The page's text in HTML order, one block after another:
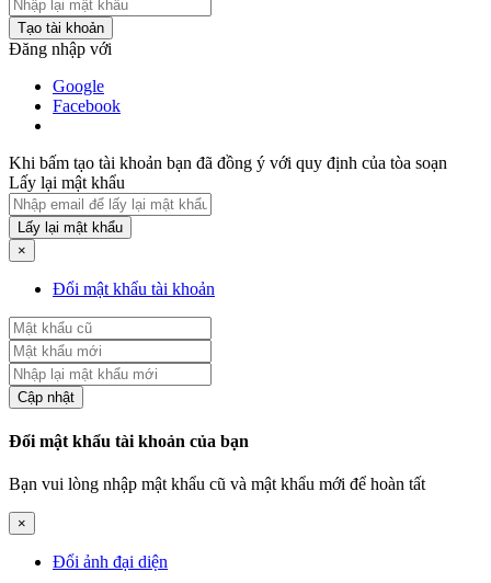
Tạo tài khoản
Đăng nhập với
Google
Facebook
Khi bấm tạo tài khoản bạn đã đồng ý với quy định của tòa soạn
Lấy lại mật khẩu
Lấy lại mật khẩu
×
Đổi mật khẩu tài khoản
Cập nhật
Đổi mật khẩu tài khoản của bạn
Bạn vui lòng nhập mật khẩu cũ và mật khẩu mới để hoàn tất
×
Đổi ảnh đại diện